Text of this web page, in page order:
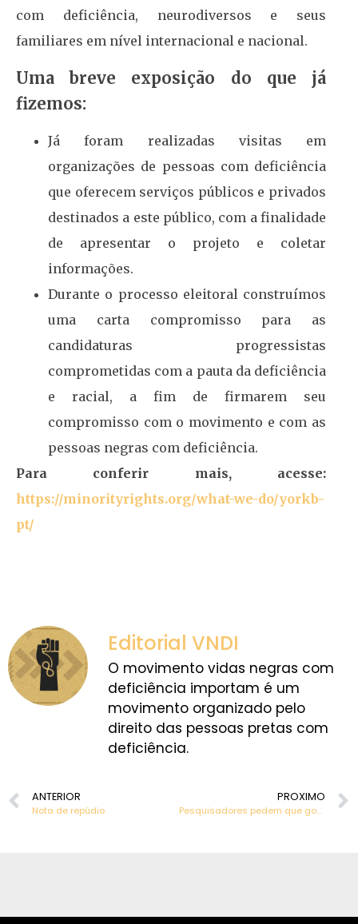
com deficiência, neurodiversos e seus
familiares em nível internacional e nacional.
Uma breve exposição do que já
fizemos:
Já foram realizadas visitas em
organizações de pessoas com deficiência
que oferecem serviços públicos e privados
destinados a este público, com a finalidade
de apresentar o projeto e coletar
informações.
Durante o processo eleitoral construímos
uma carta compromisso para as
candidaturas progressistas
comprometidas com a pauta da deficiência
e racial, a fim de firmarem seu
compromisso com o movimento e com as
pessoas negras com deficiência.
Para conferir mais, acesse:
https://minorityrights.org/what-we-do/yorkb-
pt/
Editorial VNDI
O movimento vidas negras com
deficiência importam é um
movimento organizado pelo
direito das pessoas pretas com
deficiência.
ANTERIOR
Nota de repúdio
PROXIMO
Pesquisadores pedem que governo brasileiro tome medidas para combater a discriminação contra pessoas negras com deficiência